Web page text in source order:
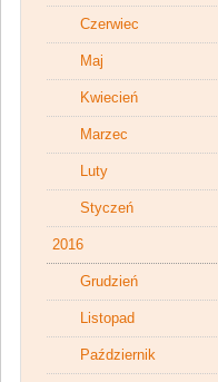
Czerwiec
Maj
Kwiecień
Marzec
Luty
Styczeń
2016
Grudzień
Listopad
Październik